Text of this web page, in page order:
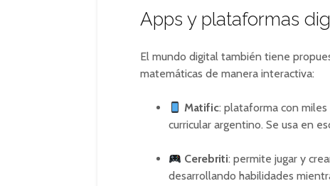
Apps y plataformas
El mundo digital también tiene
matemáticas de manera interactiva:
Matific: plataforma con
curricular argentino. Se usa en
Cerebriti: permite jugar y
desarrollando habilidades